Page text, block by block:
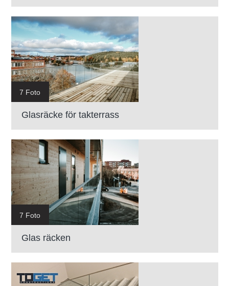
7 Foto
Glasräcke för takterrass
7 Foto
Glas räcken